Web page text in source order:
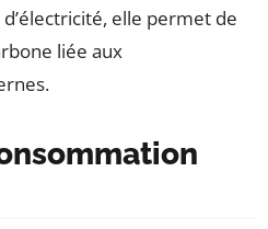
elle permet de
liée aux